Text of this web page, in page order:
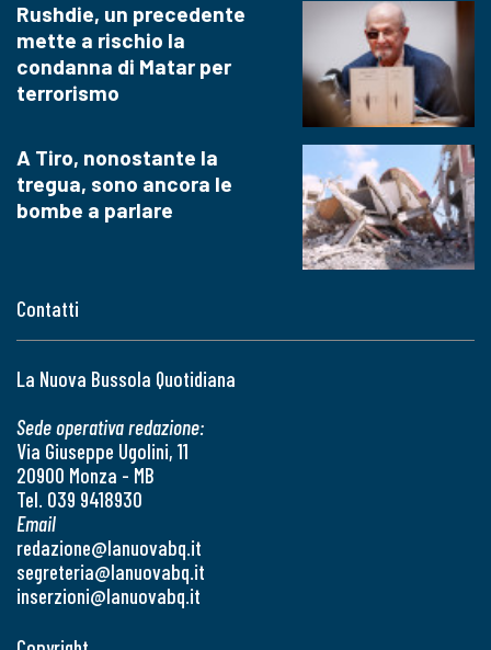
Contatti
La Nuova Bussola Quotidiana
Sede operativa redazione:
Via Giuseppe Ugolini, 11
20900 Monza - MB
Tel. 039 9418930
Email
redazione@lanuovabq.it
segreteria@lanuovabq.it
inserzioni@lanuovabq.it
Rushdie, un precedente
mette a rischio la
condanna di Matar per
terrorismo
A Tiro, nonostante la
tregua, sono ancora le
bombe a parlare